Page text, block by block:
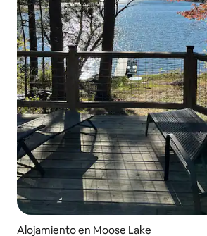
Alojamiento en Moose Lake